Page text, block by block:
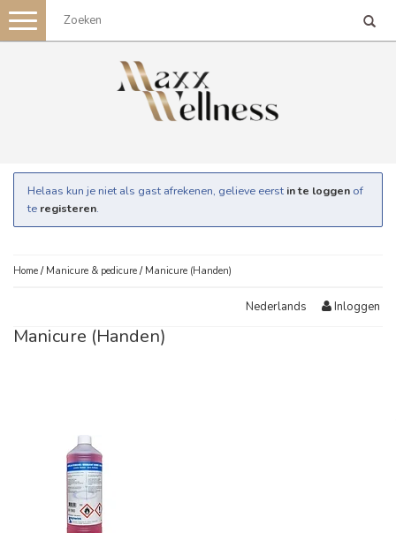
Toggle
navigation
Helaas kun je niet als gast afrekenen, gelieve eerst in te loggen of
te registeren.
Home / Manicure & pedicure / Manicure (Handen)
Nederlands Inloggen
Manicure (Handen)